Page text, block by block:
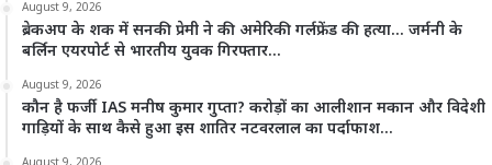
August 9, 2026
ब्रेकअप के शक में सनकी प्रेमी ने की अमेरिकी गर्लफ्रेंड की हत्या… जर्मनी के
बर्लिन एयरपोर्ट से भारतीय युवक गिरफ्तार…
August 9, 2026
कौन है फर्जी IAS मनीष कुमार गुप्ता? करोड़ों का आलीशान मकान और विदेशी
गाड़ियों के साथ कैसे हुआ इस शातिर नटवरलाल का पर्दाफाश…